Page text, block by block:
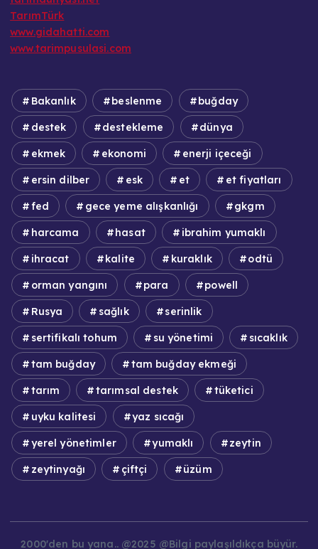
TarımTürk
www.gidahatti.com
www.tarimpusulasi.com
Bakanlık beslenme buğday
destek destekleme dünya
ekmek ekonomi enerji içeceği
ersin dilber esk et et fiyatları
fed gece yeme alışkanlığı gkgm
harcama hasat ibrahim yumaklı
ihracat kalite kuraklık odtü
orman yangını para powell
Rusya sağlık serinlik
sertifikalı tohum su yönetimi sıcaklık
tam buğday tam buğday ekmeği
tarım tarımsal destek tüketici
uyku kalitesi yaz sıcağı
yerel yönetimler yumaklı zeytin
zeytinyağı çiftçi üzüm
2000'den bu yana.. @2025 @Bilgi paylaşıldıkça büyür.